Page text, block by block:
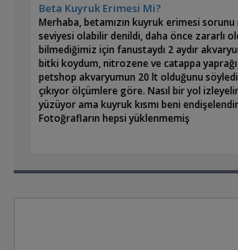
Beta Kuyruk Erimesi Mi?
Merhaba, betamızın kuyruk erimesi sorunu
seviyesi olabilir denildi, daha önce zararlı
bilmediğimiz için fanustaydı 2 aydır
bitki koydum, nitrozene ve catappa
petshop akvaryumun 20 lt olduğunu
çıkıyor ölçümlere göre. Nasıl bir yol
yüzüyor ama kuyruk kısmı beni
Fotoğrafların hepsi yüklenmemiş